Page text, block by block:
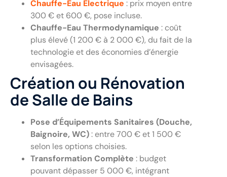
Chauffe-Eau Électrique : prix moyen entre
300 € et 600 €, pose incluse.
Chauffe-Eau Thermodynamique : coût
plus élevé (1 200 € à 2 000 €), du fait de la
technologie et des économies d’énergie
envisagées.
Création ou Rénovation
de Salle de Bains
Pose d’Équipements Sanitaires (Douche,
Baignoire, WC): entre 700 € et 1 500 €
selon les options choisies.
Transformation Complète : budget
pouvant dépasser 5 000 €, intégrant